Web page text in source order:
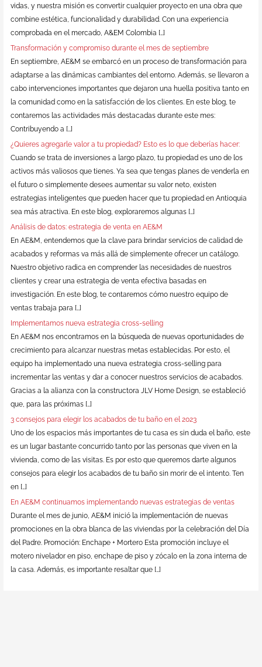
vidas, y nuestra misión es convertir cualquier proyecto en una obra que
combine estética, funcionalidad y durabilidad. Con una experiencia
comprobada en el mercado, A&EM Colombia […]
Transformación y compromiso durante el mes de septiembre
En septiembre, AE&M se embarcó en un proceso de transformación para
adaptarse a las dinámicas cambiantes del entorno. Además, se llevaron a
cabo intervenciones importantes que dejaron una huella positiva tanto en
la comunidad como en la satisfacción de los clientes. En este blog, te
contaremos las actividades más destacadas durante este mes:
Contribuyendo a […]
¿Quieres agregarle valor a tu propiedad? Esto es lo que deberías hacer:
Cuando se trata de inversiones a largo plazo, tu propiedad es uno de los
activos más valiosos que tienes. Ya sea que tengas planes de venderla en
el futuro o simplemente desees aumentar su valor neto, existen
estrategias inteligentes que pueden hacer que tu propiedad en Antioquia
sea más atractiva. En este blog, exploraremos algunas […]
Análisis de datos: estrategia de venta en AE&M
En AE&M, entendemos que la clave para brindar servicios de calidad de
acabados y reformas va más allá de simplemente ofrecer un catálogo.
Nuestro objetivo radica en comprender las necesidades de nuestros
clientes y crear una estrategia de venta efectiva basadas en
investigación. En este blog, te contaremos cómo nuestro equipo de
ventas trabaja para […]
Implementamos nueva estrategia cross-selling
En AE&M nos encontramos en la búsqueda de nuevas oportunidades de
crecimiento para alcanzar nuestras metas establecidas. Por esto, el
equipo ha implementado una nueva estrategia cross-selling para
incrementar las ventas y dar a conocer nuestros servicios de acabados.
Gracias a la alianza con la constructora JLV Home Design, se estableció
que, para las próximas […]
3 consejos para elegir los acabados de tu baño en el 2023
Uno de los espacios más importantes de tu casa es sin duda el baño, este
es un lugar bastante concurrido tanto por las personas que viven en la
vivienda, como de las visitas. Es por esto que queremos darte algunos
consejos para elegir los acabados de tu baño sin morir de el intento. Ten
en […]
En AE&M continuamos implementando nuevas estrategias de ventas
Durante el mes de junio, AE&M inició la implementación de nuevas
promociones en la obra blanca de las viviendas por la celebración del Día
del Padre. Promoción: Enchape + Mortero Esta promoción incluye el
motero nivelador en piso, enchape de piso y zócalo en la zona interna de
la casa. Además, es importante resaltar que […]